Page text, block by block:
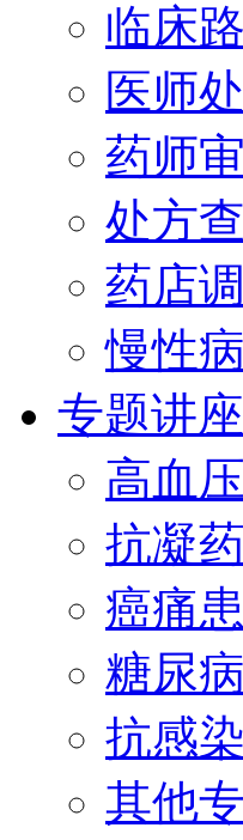
临床
医师
药师
处方
药店
慢性
专题讲座
高血
抗凝
癌痛
糖尿
抗感
其他